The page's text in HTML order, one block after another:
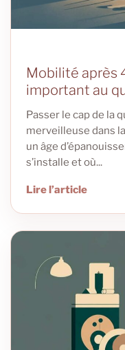
Mobilité après
important au
Passer le cap de la
merveilleuse dans
un âge
s’installe et où...
Lire l’article